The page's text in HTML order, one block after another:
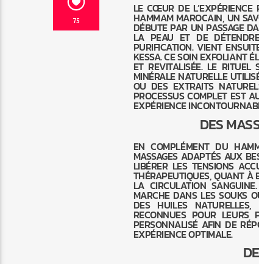
75
LE CŒUR DE
HAMMAM MAROCAIN, UN
DÉBUTE PAR UN PASSAGE
LA PEAU ET DE
PURIFICATION. VIENT
KESSA. CE SOIN EXFOLIANT
ET REVITALISÉE. LE
MINÉRALE NATURELLE
OU DES EXTRAITS
PROCESSUS COMPLET EST
EXPÉRIENCE
DES
EN COMPLÉMENT DU
MASSAGES ADAPTÉS AUX
LIBÉRER LES TENSIONS
THÉRAPEUTIQUES, QUANT À
LA CIRCULATION
MARCHE DANS LES SOUKS
DES HUILES
RECONNUES POUR LEURS
PERSONNALISÉ AFIN DE
EXPÉRIENCE OPTIMALE.